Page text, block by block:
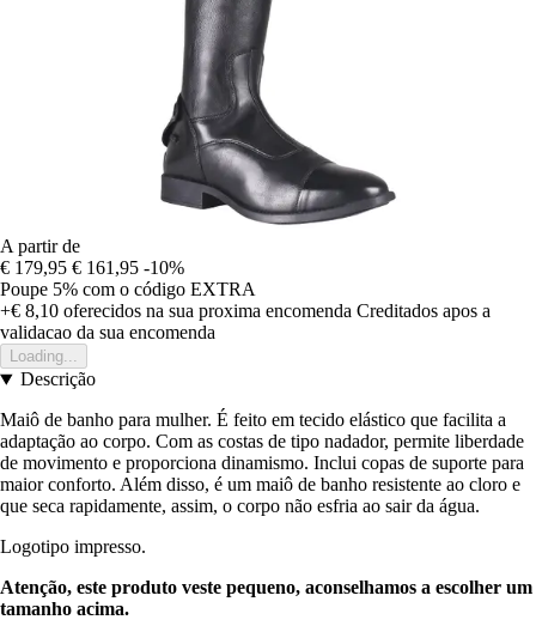
A partir de
€ 179,95 € 161,95 -10%
Poupe 5% com o código EXTRA
+€ 8,10 oferecidos na sua proxima encomenda Creditados apos a
validacao da sua encomenda
Loading...
Descrição
Maiô de banho para mulher. É feito em tecido elástico que facilita a
adaptação ao corpo. Com as costas de tipo nadador, permite liberdade
de movimento e proporciona dinamismo. Inclui copas de suporte para
maior conforto. Além disso, é um maiô de banho resistente ao cloro e
que seca rapidamente, assim, o corpo não esfria ao sair da água.
Logotipo impresso.
Atenção, este produto veste pequeno, aconselhamos a escolher um
tamanho acima.